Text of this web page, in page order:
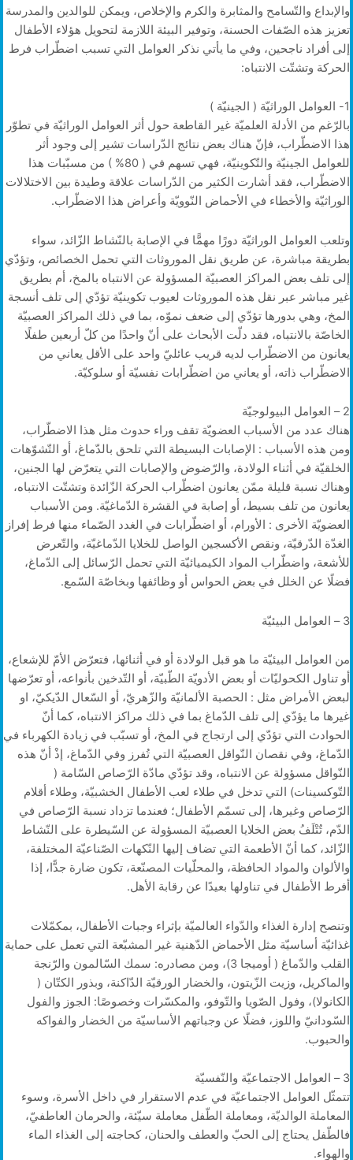
والإبداع والتّسامح والمثابرة والكرم والإخلاص، ويمكن للوالدين والمدرسة
تعزيز هذه الصّفات الحسنة، وتوفير البيئة اللازمة لتحويل هؤلاء الأطفال
إلى أفراد ناجحين، وفي ما يأتي نذكر العوامل التي تسبب اضطّراب فرط
الحركة وتشتّت الانتباه:
1- العوامل الوراثيّة ( الجينيّة )
بالرّغم من الأدلة العلميّة غير القاطعة حول أثر العوامل الوراثيّة في تطوّر
هذا الاضطّراب، فإنّ هناك بعض نتائج الدّراسات تشير إلى وجود أثر
للعوامل الجينيّة والتّكوينيّة، فهي تسهم في ( 80% ) من مسبّبات هذا
الاضطّراب، فقد أشارت الكثير من الدّراسات علاقة وطيدة بين الاختلالات
الوراثيّة والأخطاء في الأحماض النّوويّة وأعراض هذا الاضطّراب.
وتلعب العوامل الوراثيّة دورًا مهمًّا في الإصابة بالنّشاط الزّائد، سواء
بطريقة مباشرة، عن طريق نقل الموروثات التي تحمل الخصائص، وتؤدّي
إلى تلف بعض المراكز العصبيّة المسؤولة عن الانتباه بالمخ، أم بطريق
غير مباشر عبر نقل هذه الموروثات لعيوب تكوينيّة تؤدّي إلى تلف أنسجة
المخ، وهي بدورها تؤدّي إلى ضعف نموّه، بما في ذلك المراكز العصبيّة
الخاصّة بالانتباه، فقد دلّت الأبحاث على أنّ واحدًا من كلّ أربعين طفلًا
يعانون من الاضطّراب لديه قريب عائليّ واحد على الأقل يعاني من
الاضطّراب ذاته، أو يعاني من اضطّرابات نفسيّة أو سلوكيّة.
2 – العوامل البيولوجيّة
هناك عدد من الأسباب العضويّة تقف وراء حدوث مثل هذا الاضطّراب،
ومن هذه الأسباب : الإصابات البسيطة التي تلحق بالدّماغ، أو التّشوّهات
الخلقيّة في أثناء الولادة، والرّضوض والإصابات التي يتعرّض لها الجنين،
وهناك نسبة قليلة ممّن يعانون اضطّراب الحركة الزّائدة وتشتّت الانتباه،
يعانون من تلف بسيط، أو إصابة في القشرة الدّماغيّة. ومن الأسباب
العضويّة الأخرى : الأورام، أو اضطّرابات في الغدد الصّماء منها فرط إفراز
الغدّة الدّرقيّة، ونقص الأكسجين الواصل للخلايا الدّماغيّة، والتّعرض
للأشعة، واضطّراب المواد الكيميائيّة التي تحمل الرّسائل إلى الدّماغ،
فضلًا عن الخلل في بعض الحواس أو وظائفها وبخاصّة السّمع.
3 – العوامل البيئيّة
من العوامل البيئيّة ما هو قبل الولادة أو في أثنائها، فتعرّض الأمّ للإشعاع،
أو تناول الكحوليّات أو بعض الأدويّة الطّبيّة، أو التّدخين بأنواعه، أو تعرّضها
لبعض الأمراض مثل : الحصبة الألمانيّة والزّهريّ، أو السّعال الدّيكيّ، او
غيرها ما يؤدّي إلى تلف الدّماغ بما في ذلك مراكز الانتباه، كما أنّ
الحوادث التي تؤدّي إلى ارتجاج في المخ، أو تسبّب في زيادة الكهرباء في
الدّماغ، وفي نقصان النّواقل العصبيّة التي تُفرز وفي الدّماغ، إذْ أنّ هذه
النّواقل مسؤولة عن الانتباه، وقد تؤدّي مادّة الرّصاص السّامة (
التّوكسينات) التي تدخل في طلاء لعب الأطفال الخشبيّة، وطلاء أقلام
الرّصاص وغيرها، إلى تسمّم الأطفال؛ فعندما تزداد نسبة الرّصاص في
الدّم، تٌتْلَفُ بعض الخلايا العصبيّة المسؤولة عن السّيطرة على النّشاط
الزّائد، كما أنّ الأطعمة التي تضاف إليها النّكهات الصّناعيّة المختلفة،
والألوان والمواد الحافظة، والمحلّيات المصنّعة، تكون ضارة جدًّا، إذا
أفرط الأطفال في تناولها بعيدًا عن رقابة الأهل.
وتنصح إدارة الغذاء والدّواء العالميّة بإثراء وجبات الأطفال، بمكمّلات
غذائيّة أساسيّة مثل الأحماض الدّهنية غير المشبّعة التي تعمل على حماية
القلب والدّماغ ( أوميجا 3)، ومن مصادره: سمك السّالمون والرّنجة
والماكريل، وزيت الزّيتون، والخضار الورقيّة الدّاكنة، وبذور الكتّان (
الكانولا)، وفول الصّويا والتّوفو، والمكسّرات وخصوصًا: الجوز والفول
السّودانيّ واللوز، فضلًا عن وجباتهم الأساسيّة من الخضار والفواكه
والحبوب.
3 – العوامل الاجتماعيّة والنّفسيّة
تتمثّل العوامل الاجتماعيّة في عدم الاستقرار في داخل الأسرة، وسوء
المعاملة الوالديّة، ومعاملة الطّفل معاملة سيّئة، والحرمان العاطفيّ،
فالطّفل يحتاج إلى الحبّ والعطف والحنان، كحاجته إلى الغذاء الماء
والهواء.